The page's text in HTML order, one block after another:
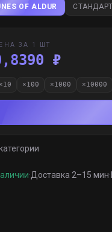
OF ALDUR СТАНДАРТ
ЗА 1 ШТ
₽
×10 ×100 ×1000 ×10000
·Доставка 2–15 мин·